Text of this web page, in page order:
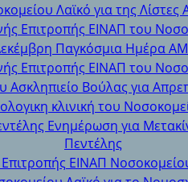
Λαϊκό για της
Επιτροπής ΕΙΝΑΠ του
Παγκόσμια Ημέρα
Επιτροπής ΕΙΝΑΠ του
Ασκληπιείο Βούλας για
κλινική του
Ενημέρωση για
Πεντέλης
ΕΙΝΑΠ